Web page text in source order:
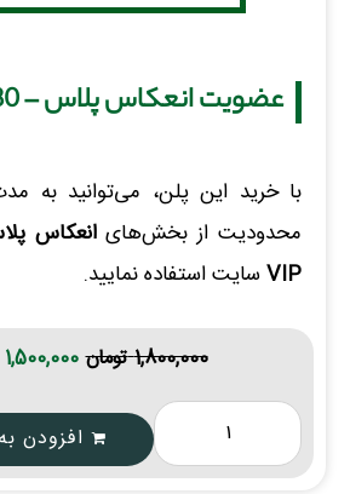
1,800,000تومان 1,500,000
افزودن
عضویت انعکاس پلاس – 180روزه
محدودیت از بخش‌هایانعکاس
VIPسایت استفاده نمایید.
نام و نام خانوادگی : *